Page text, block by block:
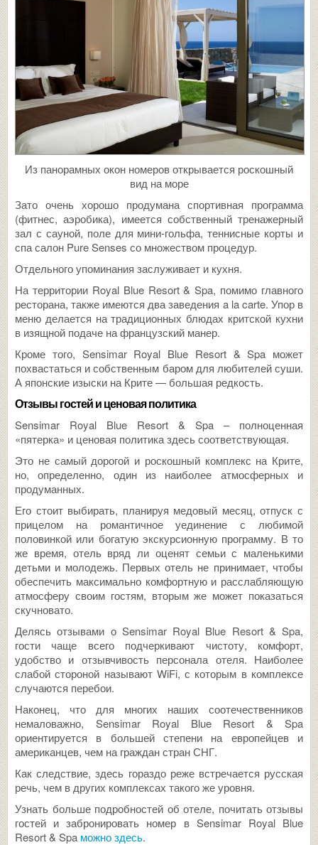
Из панорамных окон номеров открывается роскошный
вид на море
Зато очень хорошо продумана спортивная программа
(фитнес, аэробика), имеется собственный тренажерный
зал с сауной, поле для мини-гольфа, теннисные корты и
спа салон Pure Senses со множеством процедур.
Отдельного упоминания заслуживает и кухня.
На территории Royal Blue Resort & Spa, помимо главного
ресторана, также имеются два заведения a la carte. Упор в
меню делается на традиционных блюдах критской кухни
в изящной подаче на французский манер.
Кроме того, Sensimar Royal Blue Resort & Spa может
похвастаться и собственным баром для любителей суши.
А японские изыски на Крите — большая редкость.
Отзывы гостей и ценовая политика
Sensimar Royal Blue Resort & Spa – полноценная
«пятерка» и ценовая политика здесь соответствующая.
Это не самый дорогой и роскошный комплекс на Крите,
но, определенно, один из наиболее атмосферных и
продуманных.
Его стоит выбирать, планируя медовый месяц, отпуск с
прицелом на романтичное уединение с любимой
половинкой или богатую экскурсионную программу. В то
же время, отель вряд ли оценят семьи с маленькими
детьми и молодежь. Первых отель не принимает, чтобы
обеспечить максимально комфортную и расслабляющую
атмосферу своим гостям, вторым же может показаться
скучновато.
Делясь отзывами о Sensimar Royal Blue Resort & Spa,
гости чаще всего подчеркивают чистоту, комфорт,
удобство и отзывчивость персонала отеля. Наиболее
слабой стороной называют WiFi, с которым в комплексе
случаются перебои.
Наконец, что для многих наших соотечественников
немаловажно, Sensimar Royal Blue Resort & Spa
ориентируется в большей степени на европейцев и
американцев, чем на граждан стран СНГ.
Как следствие, здесь гораздо реже встречается русская
речь, чем в других комплексах такого же уровня.
Узнать больше подробностей об отеле, почитать отзывы
гостей и забронировать номер в Sensimar Royal Blue
Resort & Spa можно здесь.